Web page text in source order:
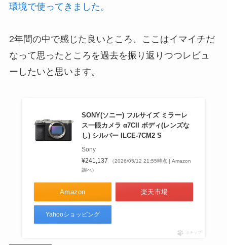
環境で使ってきました。
2年間の中で感じた良いところ、ここはイマイチだ
なって思ったところを過去を振り返りつつレビュ
ーしたいと思います。
SONY(ソニー) フルサイズ ミラーレ
ス一眼カメラ α7CII ボディ(レンズな
し) シルバー ILCE-7CM2 S
Sony
¥241,137
（2026/05/12 21:55時点 | Amazon
調べ）
Amazon 楽天市場
Yahooショッピング
ポチップ